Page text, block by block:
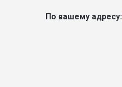
По вашему адресу: